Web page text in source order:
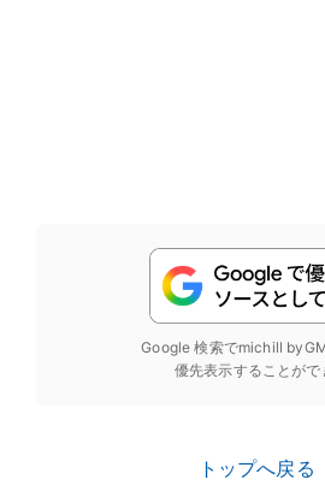
Google 検索でmichill
優先表示することがで
トップへ戻る